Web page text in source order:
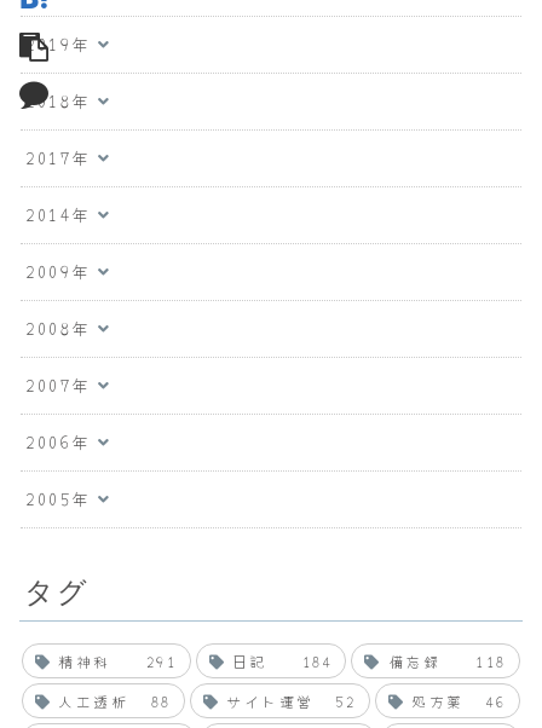
2019年
2018年
2017年
2014年
2009年
2008年
2007年
2006年
2005年
タグ
精神科 291 日記 184 備忘録
118
人工透析
88 サイト運営 52 処方薬
46